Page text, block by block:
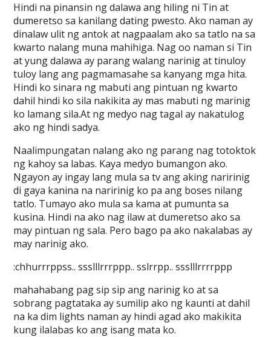
Hindi na pinansin ng dalawa ang hiling ni Tin at
dumeretso sa kanilang dating pwesto. Ako naman ay
dinalaw ulit ng antok at nagpaalam ako sa tatlo na sa
kwarto nalang muna mahihiga. Nag oo naman si Tin
at yung dalawa ay parang walang narinig at tinuloy
tuloy lang ang pagmamasahe sa kanyang mga hita.
Hindi ko sinara ng mabuti ang pintuan ng kwarto
dahil hindi ko sila nakikita ay mas mabuti ng marinig
ko lamang sila.At ng medyo nag tagal ay nakatulog
ako ng hindi sadya.
Naalimpungatan nalang ako ng parang nag totoktok
ng kahoy sa labas. Kaya medyo bumangon ako.
Ngayon ay ingay lang mula sa tv ang aking naririnig
di gaya kanina na naririnig ko pa ang boses nilang
tatlo. Tumayo ako mula sa kama at pumunta sa
kusina. Hindi na ako nag ilaw at dumeretso ako sa
may pintuan ng sala. Pero bago pa ako nakalabas ay
may narinig ako.
:chhurrrppss.. ssslllrrrppp.. sslrrpp.. ssslllrrrrppp
mahahabang pag sip sip ang narinig ko at sa
sobrang pagtataka ay sumilip ako ng kaunti at dahil
na ka dim lights naman ay hindi agad ako makikita
kung ilalabas ko ang isang mata ko.